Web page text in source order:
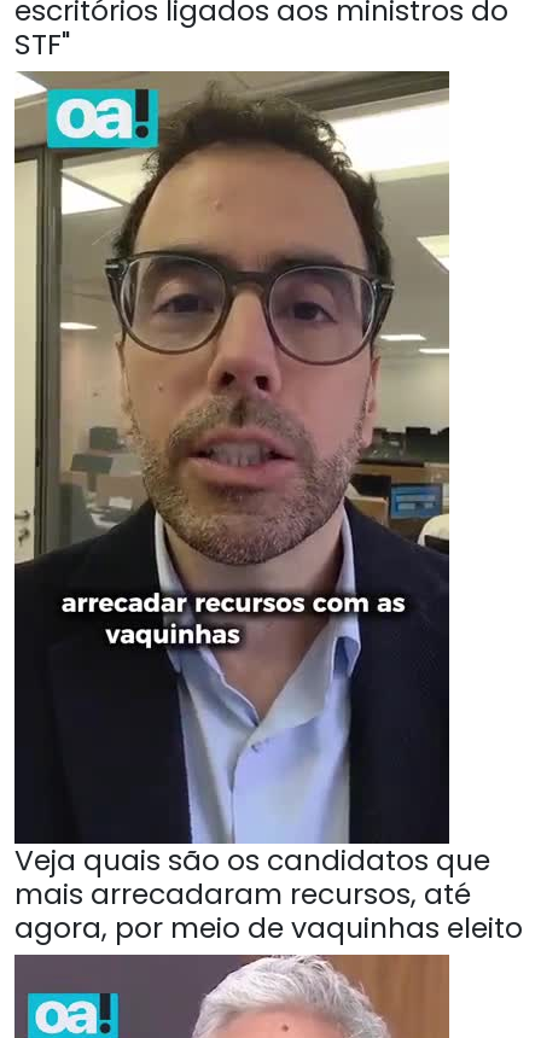
escritórios ligados aos ministros do
STF"
Veja quais são os candidatos que
mais arrecadaram recursos, até
agora, por meio de vaquinhas eleito